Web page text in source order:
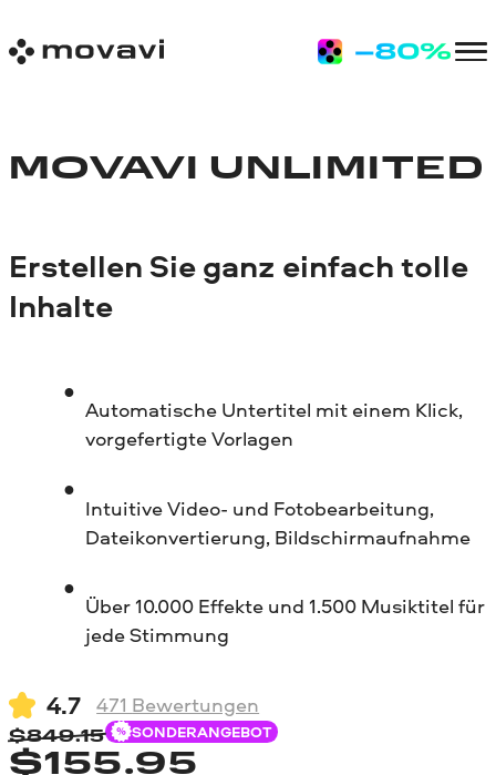
MOVAVI UNLIMITED
Erstellen Sie ganz einfach tolle
Inhalte
Automatische Untertitel mit einem Klick,
vorgefertigte Vorlagen
Intuitive Video- und Fotobearbeitung,
Dateikonvertierung, Bildschirmaufnahme
Über 10.000 Effekte und 1.500 Musiktitel für
jede Stimmung
4.7 471 Bewertungen
$849.15 SONDERANGEBOT
$155.95